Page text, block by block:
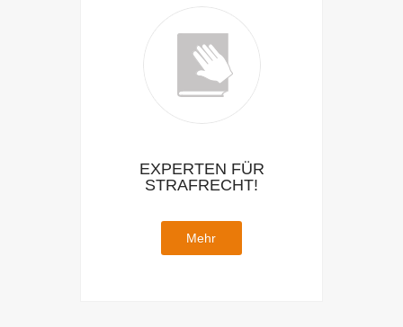
EXPERTEN FÜR
STRAFRECHT!
Mehr